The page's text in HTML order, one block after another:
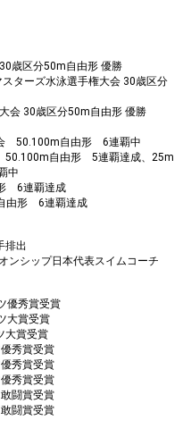
歳区分50m自由形 優勝
ターズ水泳選手権大会 30歳区分
会 30歳区分50m自由形 優勝
会 50.100m自由形 6連覇中
50.100m自由形 5連覇達成、25m
中
6連覇達成
由形 6連覇達成
排出
ンシップ日本代表スイムコーチ
優秀賞受賞
大賞受賞
大賞受賞
秀賞受賞
秀賞受賞
秀賞受賞
闘賞受賞
闘賞受賞